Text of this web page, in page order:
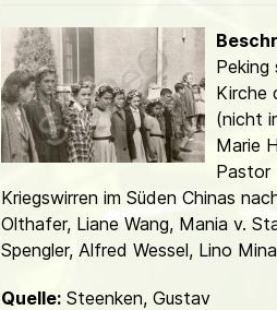
l
d
Peking
Kirche
(nicht
Marie
Pastor
Kriegswirren im Süden Chinas
Olthafer, Liane Wang, Mania v.
Spengler, Alfred Wessel, Lino
Quelle:Steenken, Gustav